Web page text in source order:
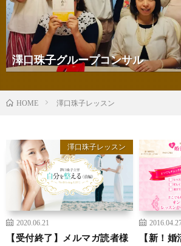
澤口珠子グループコンサル
HOME 澤口珠子レッスン
澤口珠子レッスン
2020.06.21
【受付終了】メルマガ読者様
【新！